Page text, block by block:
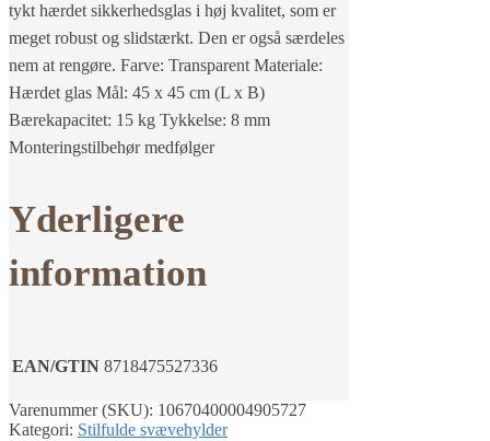
tykt hærdet sikkerhedsglas i høj kvalitet, som er
meget robust og slidstærkt. Den er også særdeles
nem at rengøre. Farve: Transparent Materiale:
Hærdet glas Mål: 45 x 45 cm (L x B)
Bærekapacitet: 15 kg Tykkelse: 8 mm
Monteringstilbehør medfølger
Yderligere
information
EAN/GTIN 8718475527336
Varenummer (SKU): 10670400004905727
Kategori: Stilfulde svævehylder